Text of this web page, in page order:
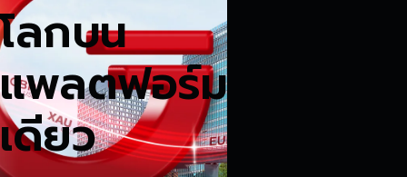
โลกบน
แพลตฟอร์ม
เดียว